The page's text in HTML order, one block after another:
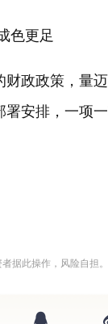
色更足
政政策，量
安排，一项
据此操作，风险自担。